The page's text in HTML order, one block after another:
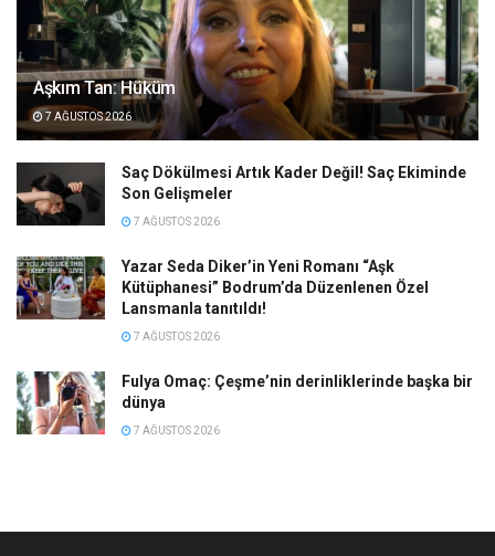
Aşkım Tan: Hüküm
7 AĞUSTOS 2026
Saç Dökülmesi Artık Kader Değil! Saç Ekiminde
Son Gelişmeler
7 AĞUSTOS 2026
Yazar Seda Diker’in Yeni Romanı “Aşk
Kütüphanesi” Bodrum’da Düzenlenen Özel
Lansmanla tanıtıldı!
7 AĞUSTOS 2026
Fulya Omaç: Çeşme’nin derinliklerinde başka bir
dünya
7 AĞUSTOS 2026